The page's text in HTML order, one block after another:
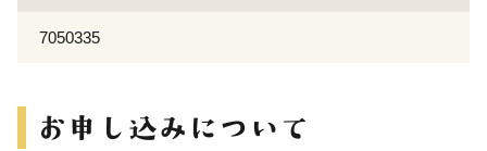
7050335